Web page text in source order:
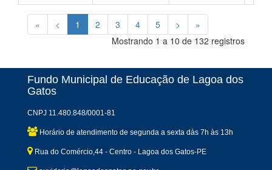
« < 1 2 3 4 5 >
»
Mostrando 1 a 10 de 132 registros
Fundo Municipal de Educação de Lagoa dos
Gatos
CNPJ 11.480.848/0001-81
Horário de atendimento de segunda a sexta dàs 7h às 13h
Rua do Comércio,44 - Centro - Lagoa dos Gatos-PE